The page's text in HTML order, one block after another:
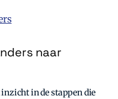
naar
in de stappen die